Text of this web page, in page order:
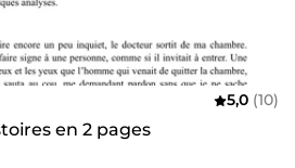
5,0 (10)
en 2 pages